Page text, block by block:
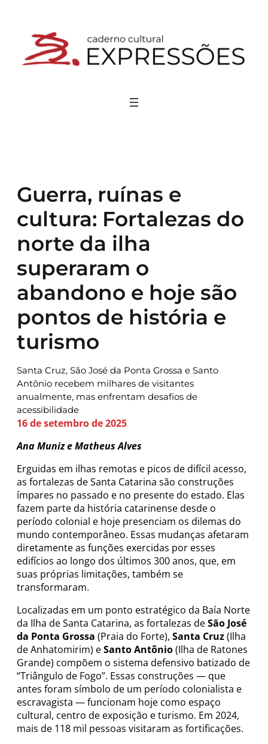
conteúdo
Guerra, ruínas e
cultura: Fortalezas do
norte da ilha
superaram o
abandono e hoje são
pontos de história e
turismo
Santa Cruz, São José da Ponta Grossa e Santo
Antônio recebem milhares de visitantes
anualmente, mas enfrentam desafios de
acessibilidade
16 de setembro de 2025
Ana Muniz e Matheus Alves
Erguidas em ilhas remotas e picos de difícil acesso,
as fortalezas de Santa Catarina são construções
ímpares no passado e no presente do estado. Elas
fazem parte da história catarinense desde o
período colonial e hoje presenciam os dilemas do
mundo contemporâneo. Essas mudanças afetaram
diretamente as funções exercidas por esses
edifícios ao longo dos últimos 300 anos, que, em
suas próprias limitações, também se
transformaram.
Localizadas em um ponto estratégico da Baía Norte
da Ilha de Santa Catarina, as fortalezas deSão José
da Ponta Grossa (Praia do Forte), Santa Cruz(Ilha
de Anhatomirim) eSanto Antônio(Ilha de Ratones
Grande) compõem o sistema defensivo batizado de
“Triângulo de Fogo”. Essas construções — que
antes foram símbolo de um período colonialista e
escravagista — funcionam hoje como espaço
cultural, centro de exposição e turismo. Em 2024,
mais de 118 mil pessoas visitaram as fortificações.